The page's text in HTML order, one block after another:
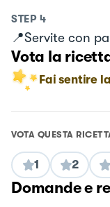
STEP 4
📍Servite con
Vota la
Fai sentire
VOTA QUESTA
1 2
Domande e